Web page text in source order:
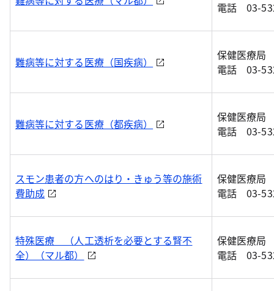
電話 03-
難病等に対する医療（国疾病）
保健医療
電話 03-
難病等に対する医療（都疾病）
保健医療
電話 03-
スモン患者の方へのはり・きゅう等の施術
費助成
保健医療
電話 03-
特殊医療 （人工透析を必要とする腎不
全）（マル都）
保健医療
電話 03-